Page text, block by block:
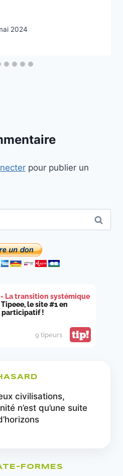
2024
pour publier un
La transition systémique
le site #1 en
participatif !
9 tipeurs tip!
civilisations,
n’est qu’une suite
FORMES